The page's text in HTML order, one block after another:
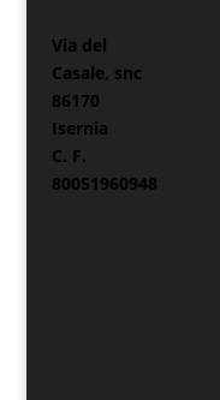
Via del
Casale, snc
86170
Isernia
C. F.
80051960948